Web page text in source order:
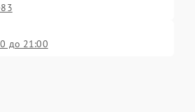
до 21:00